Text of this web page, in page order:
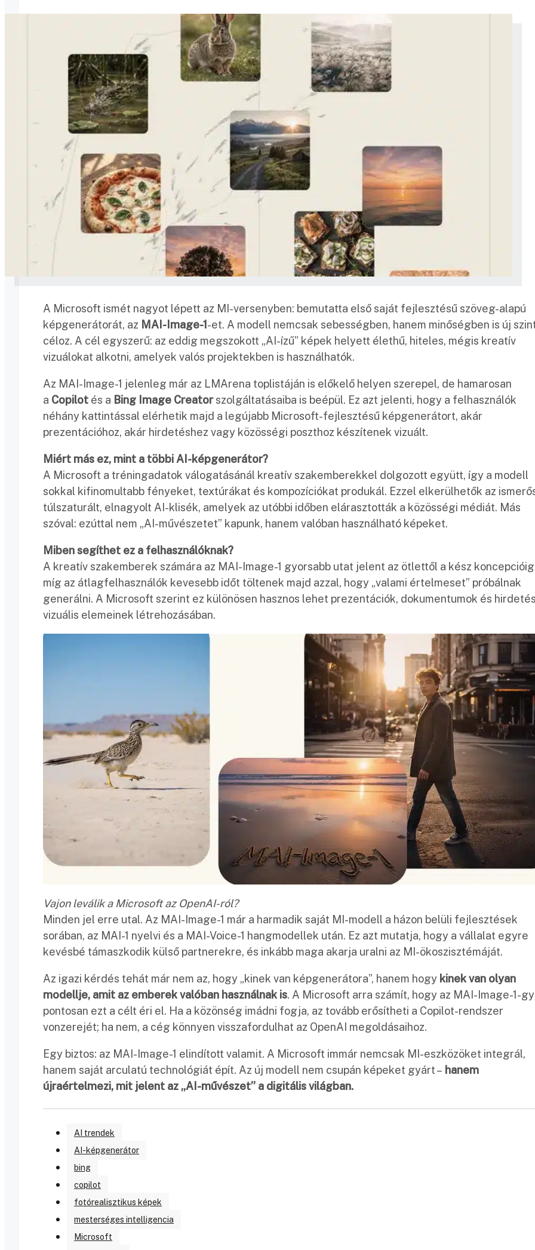
A Microsoft ismét nagyot lépett az MI-versenyben: bemutatta első saját fejlesztésű szöveg-alapú
képgenerátorát, az MAI-Image-1-et. A modell nemcsak sebességben, hanem minőségben is új
céloz. A cél egyszerű: az eddig megszokott „AI-ízű” képek helyett élethű, hiteles, mégis kreatív
vizuálokat alkotni, amelyek valós projektekben is használhatók.
Az MAI-Image-1 jelenleg már az LMArena toplistáján is előkelő helyen szerepel, de hamarosan
a Copilot és a Bing Image Creatorszolgáltatásaiba is beépül. Ez azt jelenti, hogy a felhasználók
néhány kattintással elérhetik majd a legújabb Microsoft-fejlesztésű képgenerátort, akár
prezentációhoz, akár hirdetéshez vagy közösségi poszthoz készítenek vizuált.
Miért más ez, mint a többi AI-képgenerátor?
A Microsoft a tréningadatok válogatásánál kreatív szakemberekkel dolgozott együtt, így a modell
sokkal kifinomultabb fényeket, textúrákat és kompozíciókat produkál. Ezzel elkerülhetők az
túlszaturált, elnagyolt AI-klisék, amelyek az utóbbi időben elárasztották a közösségi médiát. Más
szóval: ezúttal nem „AI-művészetet” kapunk, hanem valóban használható képeket.
Miben segíthet ez a felhasználóknak?
A kreatív szakemberek számára az MAI-Image-1 gyorsabb utat jelent az ötlettől a kész
míg az átlagfelhasználók kevesebb időt töltenek majd azzal, hogy „valami értelmeset” próbálnak
generálni. A Microsoft szerint ez különösen hasznos lehet prezentációk, dokumentumok és
vizuális elemeinek létrehozásában.
Vajon leválik a Microsoft az OpenAI-ról?
Minden jel erre utal. Az MAI-Image-1 már a harmadik saját MI-modell a házon belüli fejlesztések
sorában, az MAI-1 nyelvi és a MAI-Voice-1 hangmodellek után. Ez azt mutatja, hogy a vállalat egyre
kevésbé támaszkodik külső partnerekre, és inkább maga akarja uralni az MI-ökoszisztémáját.
Az igazi kérdés tehát már nem az, hogy „kinek van képgenerátora”, hanem hogy kinek van olyan
modellje, amit az emberek valóban használnak is. A Microsoft arra számít, hogy az MAI-Image-1-
pontosan ezt a célt éri el. Ha a közönség imádni fogja, az tovább erősítheti a Copilot-rendszer
vonzerejét; ha nem, a cég könnyen visszafordulhat az OpenAI megoldásaihoz.
Egy biztos: az MAI-Image-1 elindított valamit. A Microsoft immár nemcsak MI-eszközöket integrál,
hanem saját arculatú technológiát épít. Az új modell nem csupán képeket gyárt – hanem
újraértelmezi, mit jelent az „AI-művészet” a digitális világban.
AI trendek
AI-képgenerátor
bing
copilot
fotórealisztikus képek
mesterséges intelligencia
Microsoft